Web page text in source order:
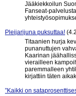
Jääkiekkoilun
Fanseat-
Pleijarijuna puksuttaa!
Titaanien hurja
punanuttujen
Kaarinan
vierailleen
paremmalleen
kirjattiin täten
”Kaikki on